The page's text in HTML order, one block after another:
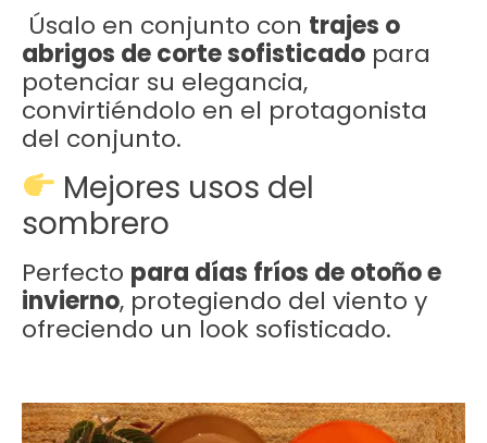
Úsalo en conjunto con trajes o
abrigos de corte sofisticado para
potenciar su elegancia,
convirtiéndolo en el protagonista
del conjunto.
Mejores usos del
sombrero
Perfecto para días fríos de otoño e
invierno, protegiendo del viento y
ofreciendo un look sofisticado.